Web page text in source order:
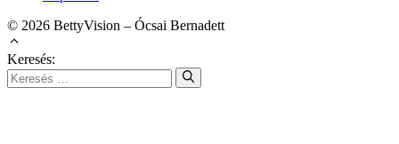
© 2026 BettyVision – Ócsai Bernadett
Keresés: